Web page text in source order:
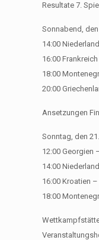
Resultate 7.
Sonnabend,
14:00
16:00
18:00
20:00
Ansetzungen
Sonntag, den
12:00 Georgien
14:00
16:00 Kroatien
18:00